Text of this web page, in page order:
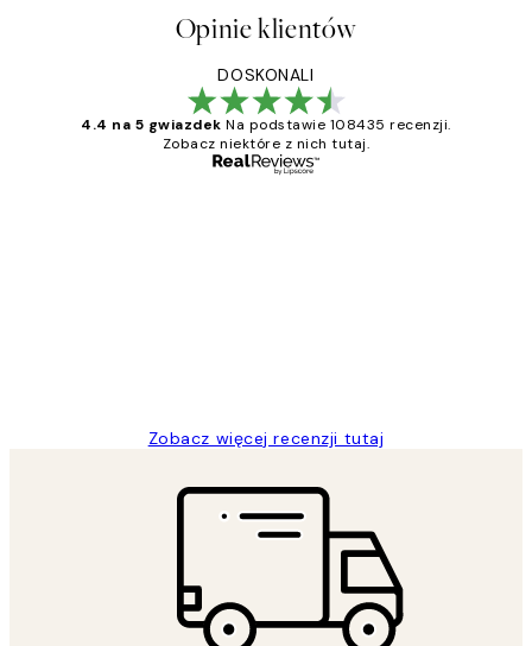
Opinie klientów
DOSKONALI
4.4 na 5 gwiazdek Na podstawie 108435 recenzji.
Zobacz niektóre z nich tutaj.
Zobacz więcej recenzji tutaj